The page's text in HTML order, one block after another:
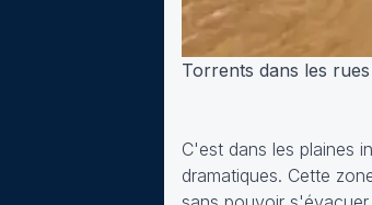
Torrents dans les
C'est dans les plaines
dramatiques. Cette